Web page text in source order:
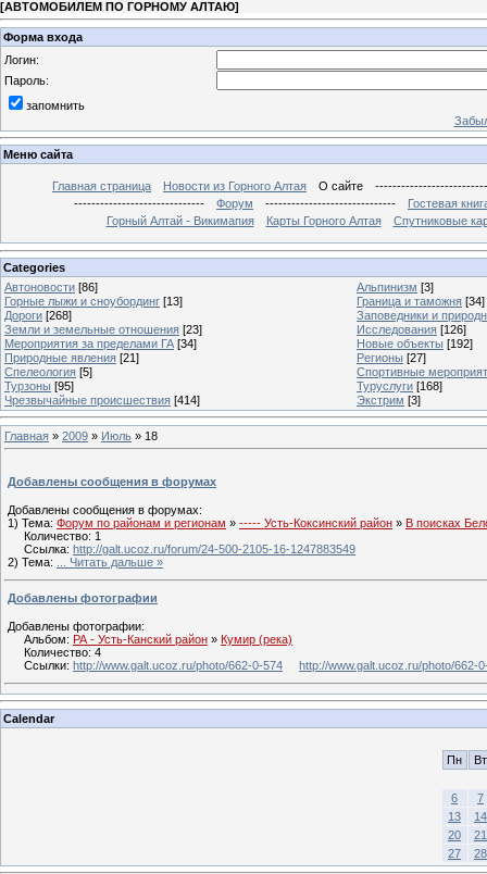
[АВТОМОБИЛЕМ ПО ГОРНОМУ АЛТАЮ]
Форма входа
Логин:
Пароль:
запомнить
Меню сайта
Главная страница Новости из Горного Алтая О сайте
------------------------------
Форум ------------------------------
Гостевая
Горный Алтай - Викимапия
Карты Горного Алтая Спутниковые
Categories
Автоновости [86] Альпинизм [3]
Горные лыжи и сноубординг [13] Граница и таможня [34]
Дороги [268]
Заповедники и
Земли и земельные отношения [23] Исследования [126]
Мероприятия за пределами ГА [34] Новые объекты [192]
Природные явления [21] Регионы [27]
Спелеология [5]
Спортивные
Турзоны [95] Туруслуги [168]
Чрезвычайные происшествия [414] Экстрим [3]
Главная » 2009 » Июль » 18
Добавлены сообщения в форумах
Добавлены сообщения в форумах:
1) Тема: Форум по районам и регионам » ----- Усть-Коксинский район » В поисках
Количество: 1
Ссылка: http://galt.ucoz.ru/forum/24-500-2105-16-1247883549
2) Тема:
Читать дальше »
Добавлены фотографии
Добавлены фотографии:
Альбом: РА - Усть-Канский район » Кумир (река)
Количество: 4
Ссылки: http://www.galt.ucoz.ru/photo/662-0-574 http://www.galt.ucoz.ru/photo/662-
Calendar
Пн Вт
6
7
13
14
20
21
27
28